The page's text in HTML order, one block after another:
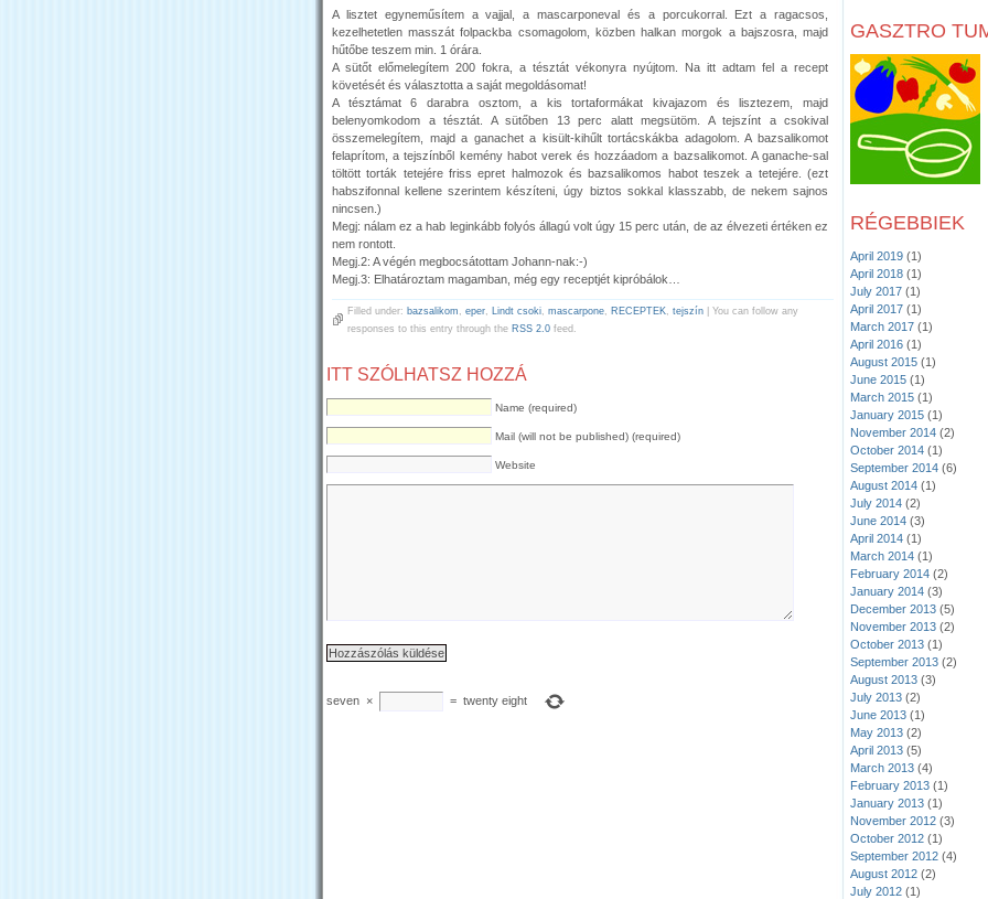
A lisztet egyneműsítem a vajjal, a mascarponeval és a porcukorral. Ezt a ragacsos,
kezelhetetlen masszát folpackba csomagolom, közben halkan morgok a bajszosra, majd
hűtőbe teszem min. 1 órára.
A sütőt előmelegítem 200 fokra, a tésztát vékonyra nyújtom. Na itt adtam fel a recept
követését és választotta a saját megoldásomat!
A tésztámat 6 darabra osztom, a kis tortaformákat kivajazom és lisztezem, majd
belenyomkodom a tésztát. A sütőben 13 perc alatt megsütöm. A tejszínt a csokival
összemelegítem, majd a ganachet a kisült-kihűlt tortácskákba adagolom. A bazsalikomot
felaprítom, a tejszínből kemény habot verek és hozzáadom a bazsalikomot. A ganache-sal
töltött torták tetejére friss epret halmozok és bazsalikomos habot teszek a tetejére. (ezt
habszifonnal kellene szerintem készíteni, úgy biztos sokkal klasszabb, de nekem sajnos
nincsen.)
Megj: nálam ez a hab leginkább folyós állagú volt úgy 15 perc után, de az élvezeti értéken ez
nem rontott.
Megj.2: A végén megbocsátottam Johann-nak:-)
Megj.3: Elhatároztam magamban, még egy receptjét kipróbálok…
Filled under: bazsalikom eper Lindt csoki mascarpone RECEPTEK tejszín | You can follow any
responses to this entry through the RSS 2.0 feed.
ITT SZÓLHATSZ HOZZÁ
Name (required)
Mail (will not be published) (required)
Website
seven × = twenty eight
GASZTRO
RÉGEBBIEK
April 2019 (1)
April 2018 (1)
July 2017 (1)
April 2017 (1)
March 2017 (1)
April 2016 (1)
August 2015 (1)
June 2015 (1)
March 2015 (1)
January 2015 (1)
November 2014 (2)
October 2014 (1)
September 2014 (6)
August 2014 (1)
July 2014 (2)
June 2014 (3)
April 2014 (1)
March 2014 (1)
February 2014 (2)
January 2014 (3)
December 2013 (5)
November 2013 (2)
October 2013 (1)
September 2013 (2)
August 2013 (3)
July 2013 (2)
June 2013 (1)
May 2013 (2)
April 2013 (5)
March 2013 (4)
February 2013 (1)
January 2013 (1)
November 2012 (3)
October 2012 (1)
September 2012 (4)
August 2012 (2)
July 2012 (1)